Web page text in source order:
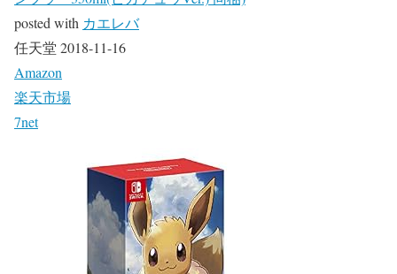
posted with カエレバ
任天堂 2018-11-16
Amazon
楽天市場
7net